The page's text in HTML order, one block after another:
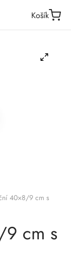
Košík
40×8/9 cm s
cm s